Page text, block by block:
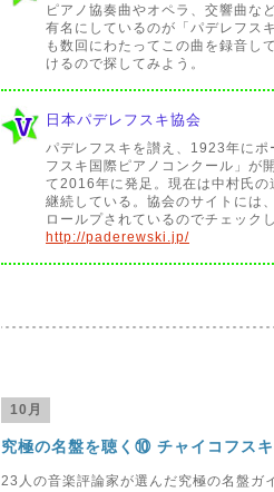
ピアノ協奏曲やオペラ、交響曲な
有名にしているのが「パデレフス
も数回にわたってこの曲を録音し
けるので探してみよう。
日本パデレフスキ協会
パデレフスキを讃え、1923年に
フスキ国際ピアノコンクール」が
て2016年に発足。現在は中村氏
継続している。協会のサイトには
ロールプされているのでチェック
http://paderewski.jp/
10月
究極の名盤を聴く⑩ チャイコフス
23人の音楽評論家が選んだ究極の名盤ガ